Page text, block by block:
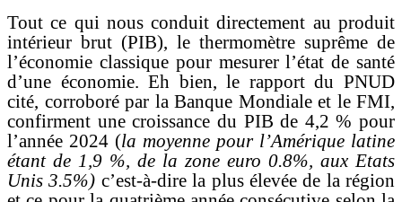
Tout ce qui nous conduit directement au produit
intérieur brut (PIB), le thermomètre suprême de
l’économie classique pour mesurer l’état de santé
d’une économie. Eh bien, le rapport du PNUD
cité, corroboré par la Banque Mondiale et le FMI,
confirment unecroissance du PIB de 4,2 % pour
l’année 2024 (la moyenne pour l’Amérique latine
étant de 1,9 %, de la zone euro 0.8%, aux Etats
Unis 3.5%) c’est-à-dire la plus élevée de la région